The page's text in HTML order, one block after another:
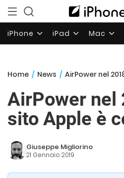
iPhone iPad Mac
Home / News / AirPower nel
AirPower nel
sito Apple è
Giuseppe Migliorino
21 Gennaio 2019